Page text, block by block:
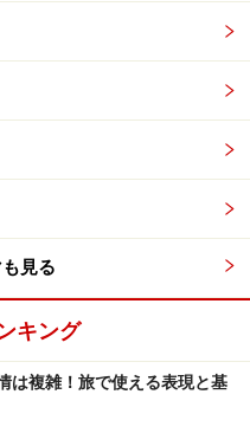
見る
キング
は複雑！旅で使える表現と基